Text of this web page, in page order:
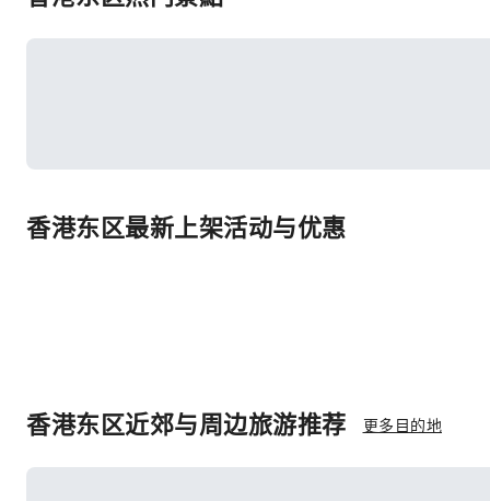
香港东区最新上架活动与优惠
香港东区近郊与周边旅游推荐 更多目的地